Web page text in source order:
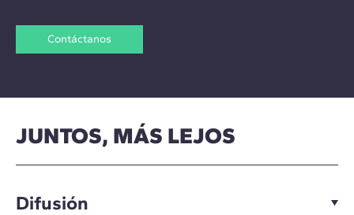
Contáctanos
JUNTOS, MÁS LEJOS
Difusión